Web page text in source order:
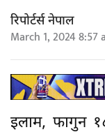
रिपोर्टर्स नेपाल
March 1, 2024 8:57
इलाम, फागुन